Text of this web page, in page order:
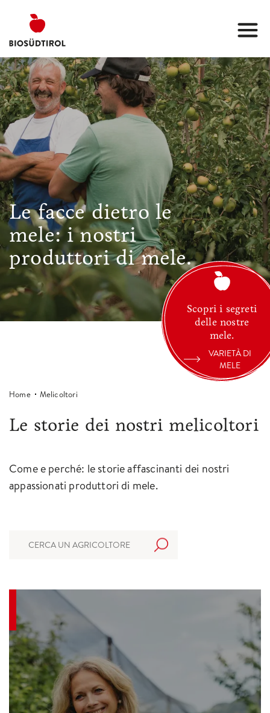
Le facce dietro le
mele: i nostri
produttori di mele.
Scopri i segreti
delle nostre
mele.
VARIETÀ DI
MELE
Home Melicoltori
Le storie dei nostri melicoltori
Come e perché: le storie affascinanti dei nostri
appassionati produttori di mele.